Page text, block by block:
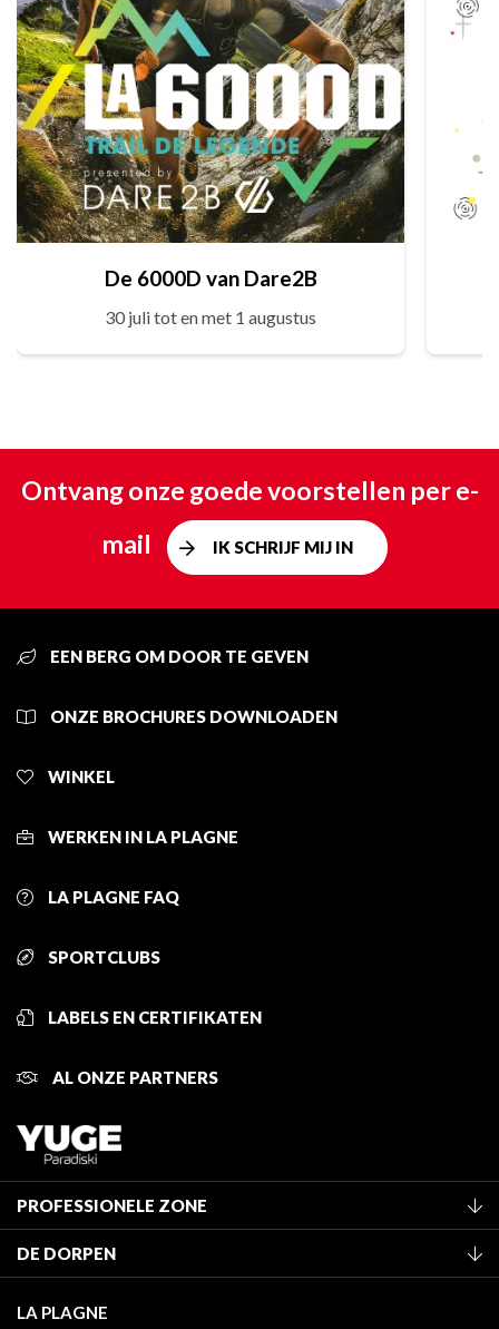
De 6000D van Dare2B
30 juli tot en met 1 augustus
Ontvang onze goede voorstellen per e-
mail
IK SCHRIJF MIJ IN
EEN BERG OM DOOR TE GEVEN
ONZE BROCHURES DOWNLOADEN
WINKEL
WERKEN IN LA PLAGNE
LA PLAGNE FAQ
SPORTCLUBS
LABELS EN CERTIFIKATEN
AL ONZE PARTNERS
PROFESSIONELE ZONE
Classificatie van de gemeubileerde accommodaties
Verblijfstaks
DE DORPEN
Montchavin - Les Coches
LA PLAGNE